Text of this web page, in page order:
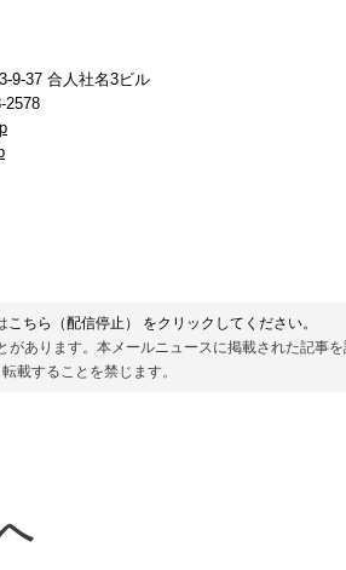
9-37 合人社名3ビル
2578
こちら（配信停止）
をクリックしてください。
があります。本メールニュースに掲載された記事
載することを禁じます。